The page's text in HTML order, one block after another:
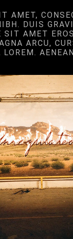
AMET,
DUIS
SIT AMET
ARCU,